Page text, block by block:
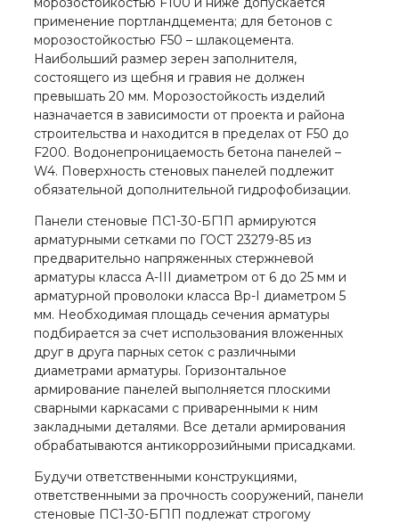
применение портландцемента; для бетонов с
морозостойкостью F50 – шлакоцемента.
Наибольший размер зерен заполнителя,
состоящего из щебня и гравия не должен
превышать 20 мм. Морозостойкость изделий
назначается в зависимости от проекта и района
строительства и находится в пределах от F50 до
F200. Водонепроницаемость бетона панелей –
W4. Поверхность стеновых панелей подлежит
обязательной дополнительной гидрофобизации.
Панели стеновые ПС1-30-БГ1П армируются
арматурными сетками по ГОСТ 23279-85 из
предварительно напряженных стержневой
арматуры класса А-III диаметром от 6 до 25 мм и
арматурной проволоки класса Вр-I диаметром 5
мм. Необходимая площадь сечения арматуры
подбирается за счет использования вложенных
друг в друга парных сеток с различными
диаметрами арматуры. Горизонтальное
армирование панелей выполняется плоскими
сварными каркасами с приваренными к ним
закладными деталями. Все детали армирования
обрабатываются антикоррозийными присадками.
Будучи ответственными конструкциями,
ответственными за прочность сооружений, панели
стеновые ПС1-30-БГ1П подлежат строгому